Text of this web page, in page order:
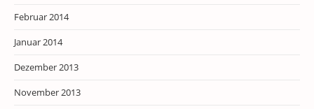
Februar 2014
Januar 2014
Dezember 2013
November 2013